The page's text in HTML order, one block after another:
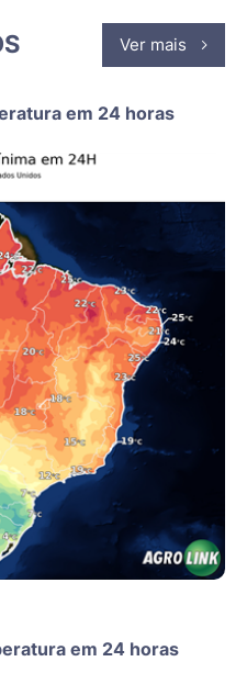
Ver mais
em 24 horas
em 24 horas